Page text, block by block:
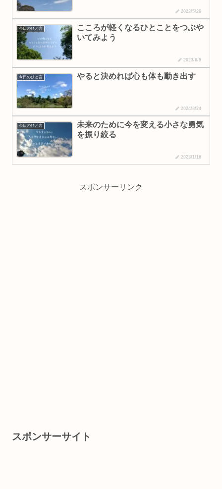
2023/5/26
今日のひと言
こころが軽くなるひとことをつぶや
いてみよう
2023/6/9
今日のひと言 やると決めれば心も体も動き出す
2024/8/24
今日のひと言
未来のために今を変える小さな勇気
を振り絞る
2023/1/18
スポンサーリンク
スポンサーサイト